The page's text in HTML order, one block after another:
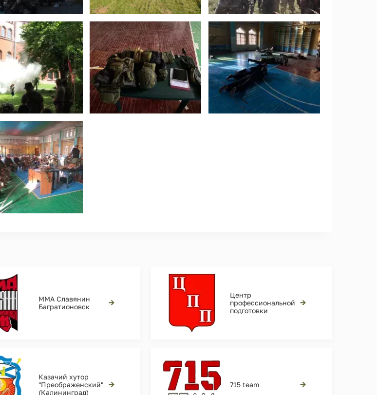
ММА Славянин
Багратионовск
→
Центр
профессиональной
подготовки
→
Казачий хутор
"Преображенский"
(Калининград)
→ 715 team →